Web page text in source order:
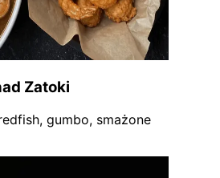
Zatoki
gumbo, smażone